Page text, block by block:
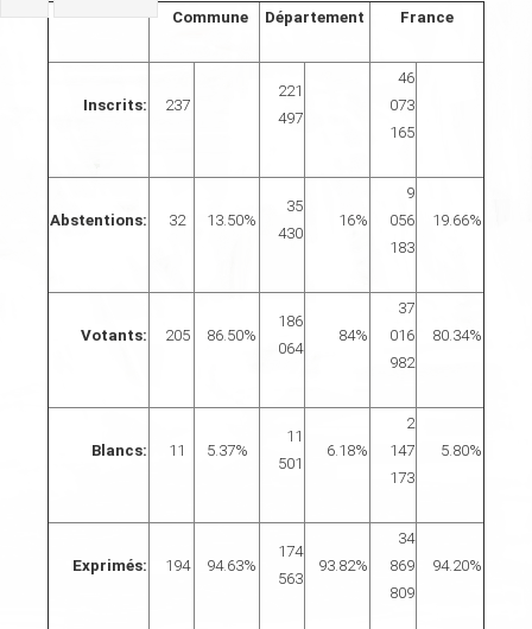
Commune Département France
Inscrits: 237
221
497
46
073
165
Abstentions: 32 13.50%
35
430
16%
9
056
183
19.66%
Votants: 205 86.50%
186
064
84%
37
016
982
80.34%
Blancs: 11 5.37%
11
501
6.18%
2
147
173
5.80%
Exprimés: 194 94.63%
174
563
93.82%
34
869
809
94.20%